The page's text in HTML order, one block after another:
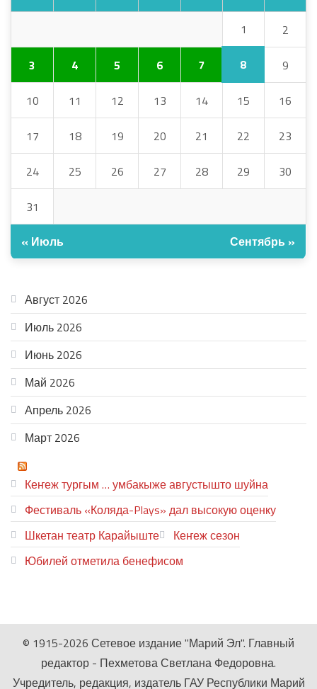
1 2
3 4 5 6 7 8 9
10 11 12 13 14 15 16
17 18 19 20 21 22 23
24 25 26 27 28 29 30
31
« Июль Сентябрь »
Август 2026
Июль 2026
Июнь 2026
Май 2026
Апрель 2026
Март 2026
Кеҥеж тургым … умбакыже августышто шуйна
Фестиваль «Коляда-Plays» дал высокую оценку
Шкетан театр Карайыште
Кеҥеж сезон
Юбилей отметила бенефисом
© 1915-2026 Сетевое издание "Марий Эл". Главный
редактор - Пехметова Светлана Федоровна.
Учредитель, редакция, издатель ГАУ Республики Марий